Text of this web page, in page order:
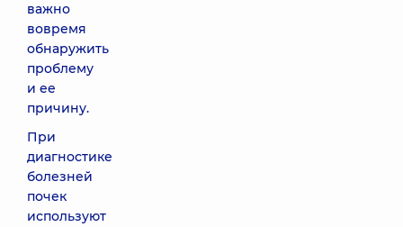
важно
вовремя
обнаружить
проблему
и ее
причину.
При
диагностике
болезней
почек
используют